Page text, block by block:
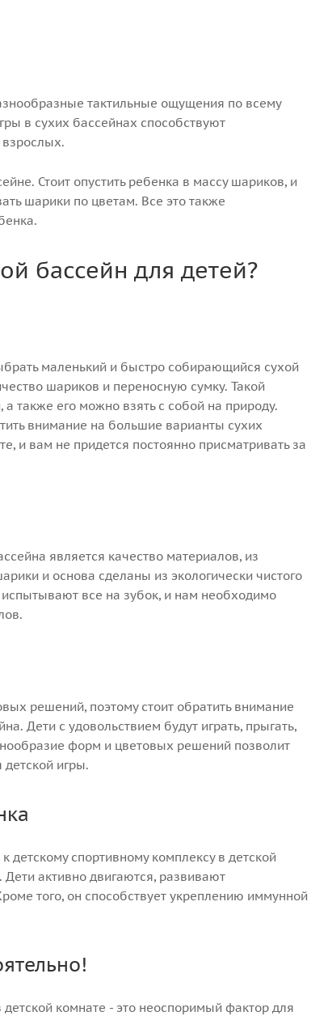
тактильные ощущения по всему
в сухих бассейнах способствуют
взрослых.
Стоит опустить ребенка в массу шариков, и
шарики по цветам. Все это также
бассейн для детей?
маленький и быстро собирающийся сухой
шариков и переносную сумку. Такой
также его можно взять с собой на природу.
внимание на большие варианты сухих
и вам не придется постоянно присматривать за
является качество материалов, из
и основа сделаны из экологически чистого
все на зубок, и нам необходимо
решений, поэтому стоит обратить внимание
Дети с удовольствием будут играть, прыгать,
форм и цветовых решений позволит
игры.
спортивному комплексу в детской
активно двигаются, развивают
того, он способствует укреплению иммунной
комнате - это неоспоримый фактор для